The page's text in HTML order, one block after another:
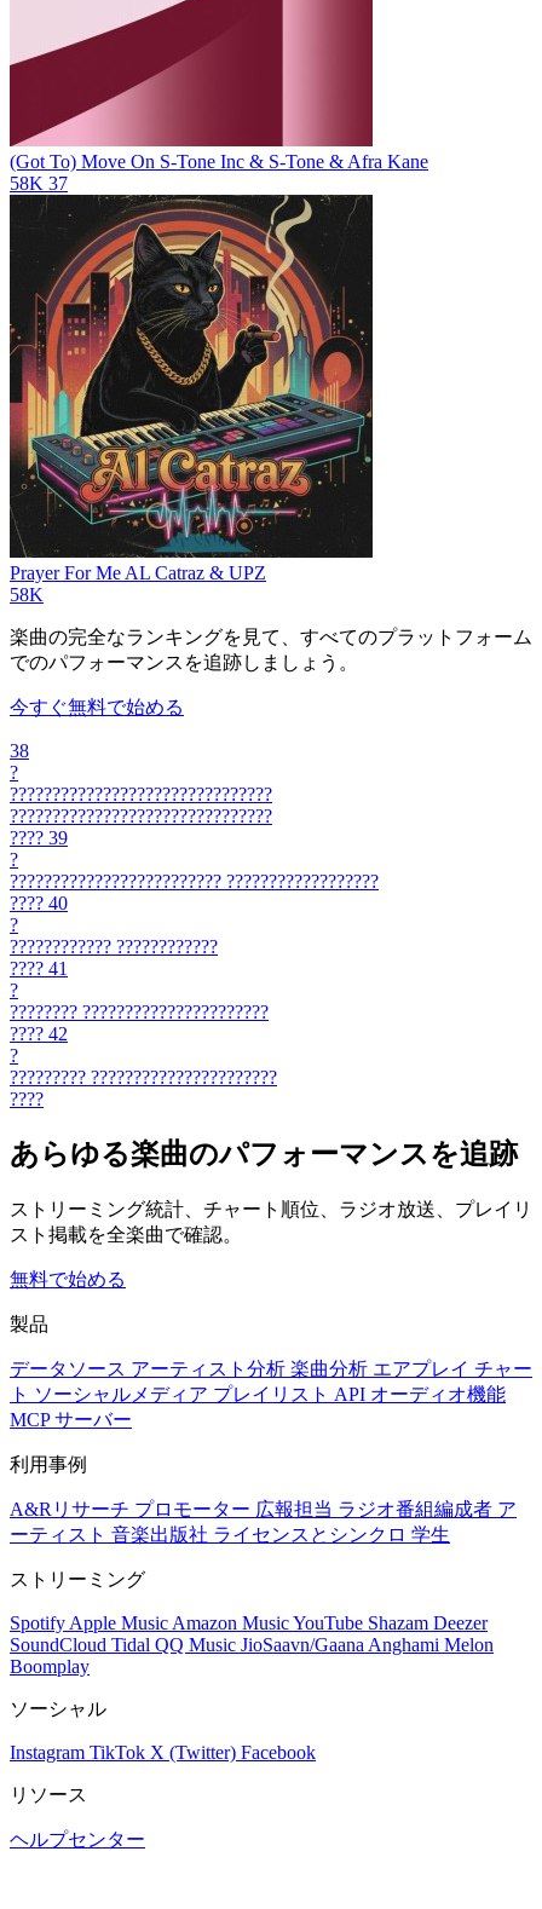
(Got To) Move On S-Tone Inc & S-Tone & Afra Kane
58K 37
Prayer For Me AL Catraz & UPZ
58K
楽曲の完全なランキングを見て、すべてのプラットフォーム
でのパフォーマンスを追跡しましょう。
今すぐ無料で始める
38
?
???????????????????????????????
???????????????????????????????
???? 39
?
????????????????????????? ??????????????????
???? 40
?
???????????? ????????????
???? 41
?
???????? ??????????????????????
???? 42
?
????????? ??????????????????????
????
あらゆる楽曲のパフォーマンスを追跡
ストリーミング統計、チャート順位、ラジオ放送、プレイリ
スト掲載を全楽曲で確認。
無料で始める
製品
データソース アーティスト分析 楽曲分析 エアプレイ チャー
ト ソーシャルメディア プレイリスト API オーディオ機能
MCP サーバー
利用事例
A&Rリサーチ プロモーター 広報担当 ラジオ番組編成者 ア
ーティスト 音楽出版社 ライセンスとシンクロ 学生
ストリーミング
Spotify Apple Music Amazon MusicYouTube Shazam Deezer
SoundCloud Tidal QQ Music JioSaavn/Gaana Anghami Melon
Boomplay
ソーシャル
Instagram TikTok X (Twitter) Facebook
リソース
ヘルプセンター